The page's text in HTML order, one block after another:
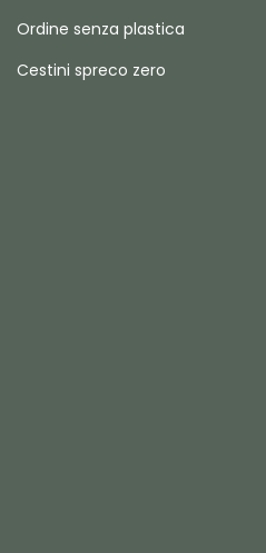
Ordine senza plastica
Cestini spreco zero